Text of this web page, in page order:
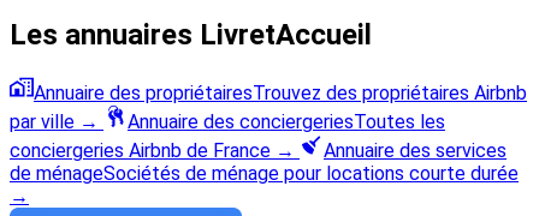
Les annuaires LivretAccueil
Annuaire des propriétairesTrouvez des propriétaires Airbnb
par ville → Annuaire des conciergeriesToutes les
conciergeries Airbnb de France →
Annuaire des services
de ménageSociétés de ménage pour locations courte durée
→